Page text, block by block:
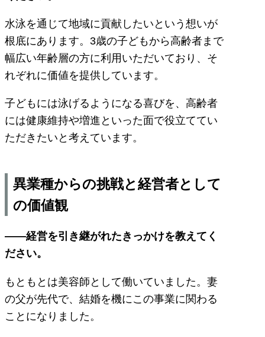
水泳を通じて地域に貢献したいという想いが
根底にあります。3歳の子どもから高齢者まで
幅広い年齢層の方に利用いただいており、そ
れぞれに価値を提供しています。
子どもには泳げるようになる喜びを、高齢者
には健康維持や増進といった面で役立ててい
ただきたいと考えています。
異業種からの挑戦と経営者として
の価値観
――経営を引き継がれたきっかけを教えてく
ださい。
もともとは美容師として働いていました。妻
の父が先代で、結婚を機にこの事業に関わる
ことになりました。